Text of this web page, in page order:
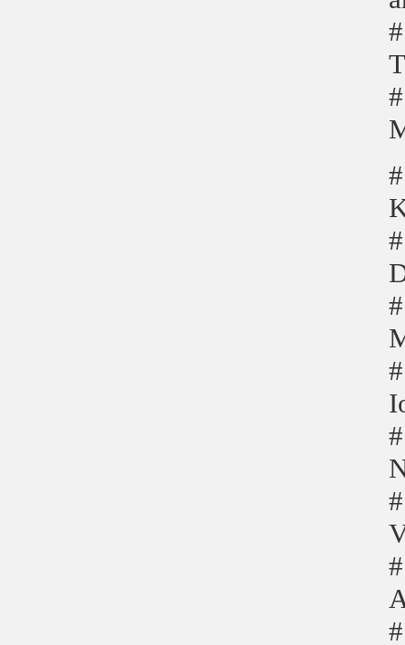
#
#
#
#
#
#
#
#
#
#